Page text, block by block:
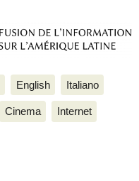
English Italiano
Cinema Internet